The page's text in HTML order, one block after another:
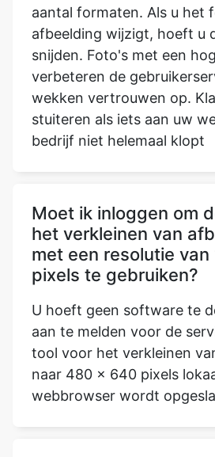
aantal formaten. Als u het
afbeelding wijzigt, hoeft u
snijden. Foto's met een
verbeteren de
wekken vertrouwen op.
stuiteren als iets aan uw
bedrijf niet helemaal klopt
Moet ik inloggen om
het verkleinen van
met een resolutie
pixels te gebruiken?
U hoeft geen software te
aan te melden voor de
tool voor het verkleinen
naar 480 x 640 pixels
webbrowser wordt